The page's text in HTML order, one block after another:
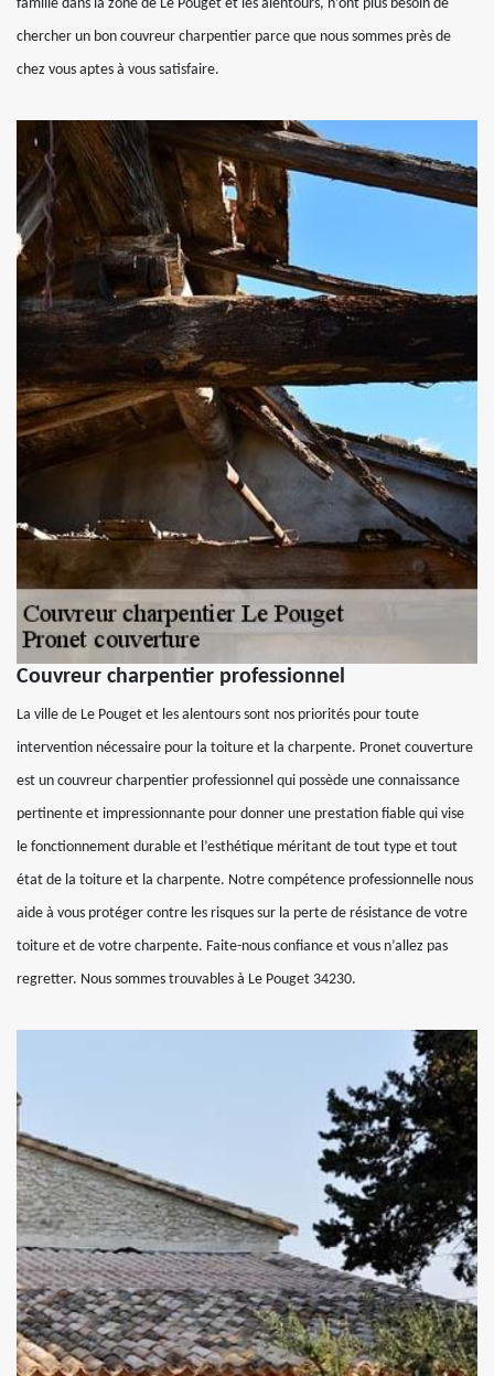
famille dans la zone de Le Pouget et les alentours, n’ont plus besoin de
chercher un bon couvreur charpentier parce que nous sommes près de
chez vous aptes à vous satisfaire.
Couvreur charpentier professionnel
La ville de Le Pouget et les alentours sont nos priorités pour toute
intervention nécessaire pour la toiture et la charpente. Pronet couverture
est un couvreur charpentier professionnel qui possède une connaissance
pertinente et impressionnante pour donner une prestation fiable qui vise
le fonctionnement durable et l’esthétique méritant de tout type et tout
état de la toiture et la charpente. Notre compétence professionnelle nous
aide à vous protéger contre les risques sur la perte de résistance de votre
toiture et de votre charpente. Faite-nous confiance et vous n’allez pas
regretter. Nous sommes trouvables à Le Pouget 34230.